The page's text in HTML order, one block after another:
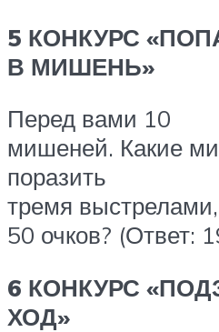
5 КОНКУРС
В МИШЕНЬ»
Перед вами 10
мишеней. Какие
поразить
тремя
50 очков? (Ответ:
6 КОНКУРС
ХОД»